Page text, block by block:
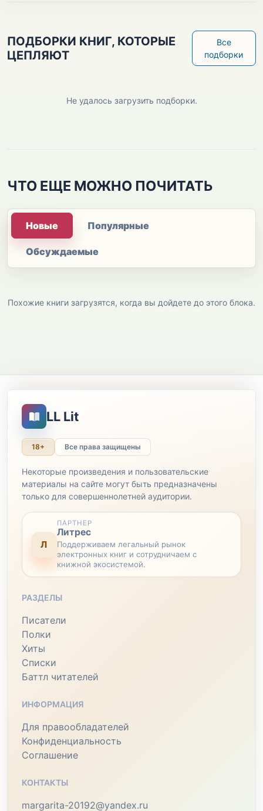
ПОДБОРКИ КНИГ, КОТОРЫЕ
ЦЕПЛЯЮТ
Все
подборки
Не удалось загрузить подборки.
ЧТО ЕЩЕ МОЖНО ПОЧИТАТЬ
Новые Популярные
Обсуждаемые
Похожие книги загрузятся, когда вы дойдете до этого блока.
LL Lit
18+ Все права защищены
Некоторые произведения и пользовательские
материалы на сайте могут быть предназначены
только для совершеннолетней аудитории.
Л
ПАРТНЕР
Литрес
Поддерживаем легальный рынок
электронных книг и сотрудничаем с
книжной экосистемой.
РАЗДЕЛЫ
Писатели
Полки
Хиты
Списки
Баттл читателей
ИНФОРМАЦИЯ
Для правообладателей
Конфиденциальность
Соглашение
КОНТАКТЫ
margarita-20192@yandex.ru